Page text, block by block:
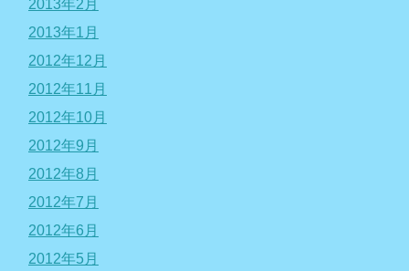
2013年2月
2013年1月
2012年12月
2012年11月
2012年10月
2012年9月
2012年8月
2012年7月
2012年6月
2012年5月